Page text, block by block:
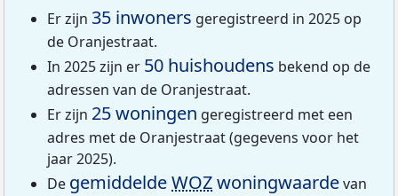
Er zijn 35 inwoners geregistreerd in 2025 op
de Oranjestraat.
In 2025 zijn er 50 huishoudens bekend op de
adressen van de Oranjestraat.
Er zijn 25 woningen geregistreerd met een
adres met de Oranjestraat (gegevens voor het
jaar 2025).
De gemiddeldeWOZwoningwaardevan